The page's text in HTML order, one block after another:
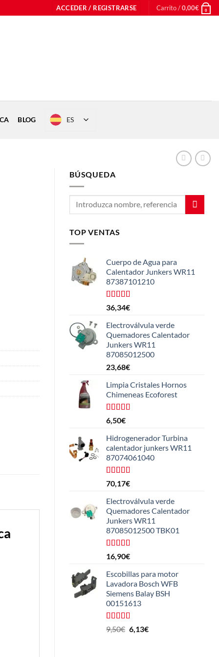
ACCEDER / REGISTRARSE Carrito /0,00€ 0
BLOG ES
BÚSQUEDA
TOP VENTAS
Cuerpo de Agua para
Calentador Junkers WR11
87387101210
Valorado
con
de 5
36,34€
Electroválvula verde
Quemadores Calentador
Junkers WR11
87085012500
23,68€
Limpia Cristales Hornos
Chimeneas Ecoforest
Valorado
con
de 5
6,50€
Hidrogenerador Turbina
calentador junkers WR11
87074061040
Valorado
con
5
70,17€
Electroválvula verde
Quemadores Calentador
Junkers WR11
87085012500 TBK01
Valorado
con
de 5
16,90€
Escobillas para motor
Lavadora Bosch WFB
Siemens Balay BSH
00151613
Valorado
con
de
9,50€ El
6,13€El